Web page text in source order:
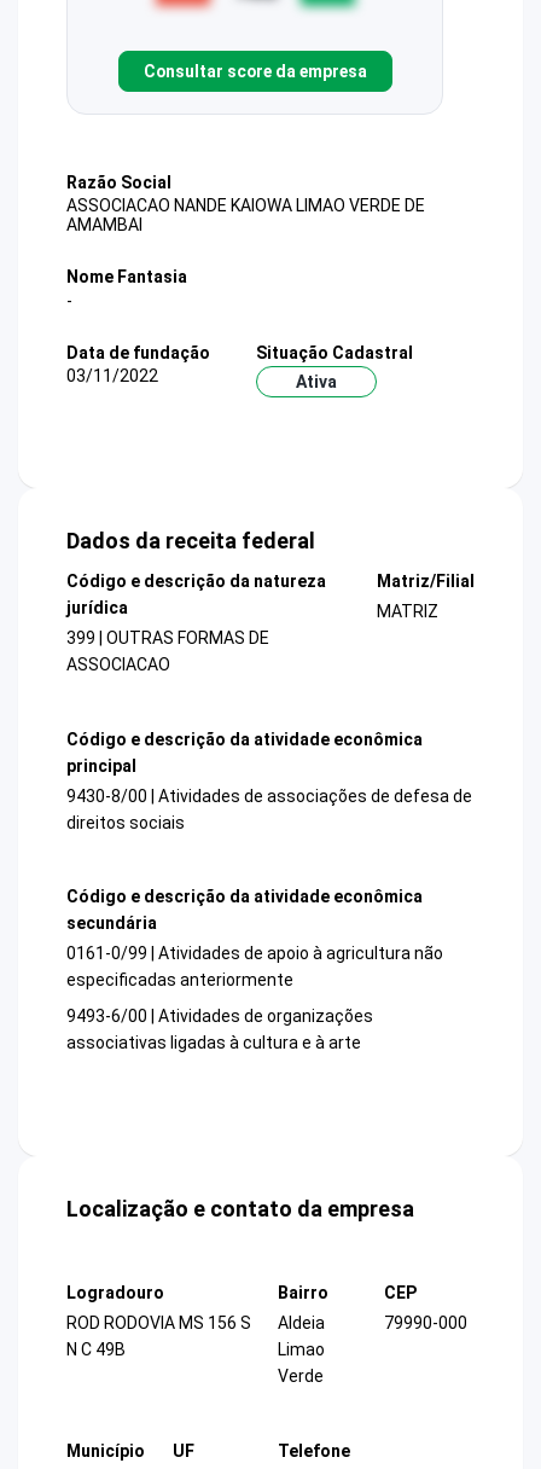
Consultar score da empresa
Razão Social
ASSOCIACAO NANDE KAIOWA LIMAO VERDE DE
AMAMBAI
Nome Fantasia
-
Data de fundação
03/11/2022
Situação Cadastral
Ativa
Dados da receita federal
Código e descrição da natureza
jurídica
399 | OUTRAS FORMAS DE
ASSOCIACAO
Matriz/Filial
MATRIZ
Código e descrição da atividade econômica
principal
9430-8/00 | Atividades de associações de defesa de
direitos sociais
Código e descrição da atividade econômica
secundária
0161-0/99 | Atividades de apoio à agricultura não
especificadas anteriormente
9493-6/00 | Atividades de organizações
associativas ligadas à cultura e à arte
Localização e contato da empresa
Logradouro
ROD RODOVIA MS 156 S
N C 49B
Bairro
Aldeia
Limao
Verde
CEP
79990-000
Município
UF
Telefone